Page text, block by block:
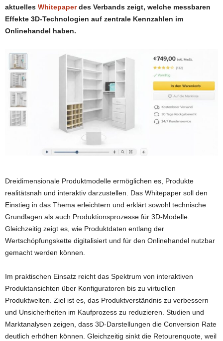
aktuelles Whitepaperdes Verbands zeigt, welche messbaren
Effekte 3D-Technologien auf zentrale Kennzahlen im
Onlinehandel haben.
Dreidimensionale Produktmodelle ermöglichen es, Produkte
realitätsnah und interaktiv darzustellen. Das Whitepaper soll den
Einstieg in das Thema erleichtern und erklärt sowohl technische
Grundlagen als auch Produktionsprozesse für 3D-Modelle.
Gleichzeitig zeigt es, wie Produktdaten entlang der
Wertschöpfungskette digitalisiert und für den Onlinehandel nutzbar
gemacht werden können.
Im praktischen Einsatz reicht das Spektrum von interaktiven
Produktansichten über Konfiguratoren bis zu virtuellen
Produktwelten. Ziel ist es, das Produktverständnis zu verbessern
und Unsicherheiten im Kaufprozess zu reduzieren. Studien und
Marktanalysen zeigen, dass 3D-Darstellungen die Conversion Rate
deutlich erhöhen können. Gleichzeitig sinkt die Retourenquote, weil